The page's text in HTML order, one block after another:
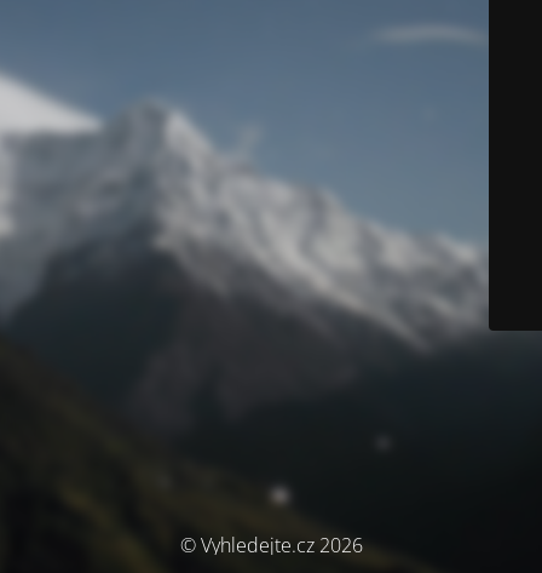
© Vyhledejte.cz 2026